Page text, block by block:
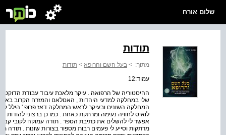
שלום אורח
תודות
מתוך: > בעל השם והרופא > תודות
עמוד:12
ההיסטוריה של הרפואה . עיקר מלאכת עיבוד עבודת
שלי במחלקה למדעי היהדות , האסלאם והמזרח הקרוב
לואיס לחוויה נעימה ומרתקת כאחת . כמו כן ברצוני
אפשר לי להשלים את כתיבת הספר . תודה עמוקה לקובי
מרתקות וסייע לי פעמים רבות מספור בצורות שונות .